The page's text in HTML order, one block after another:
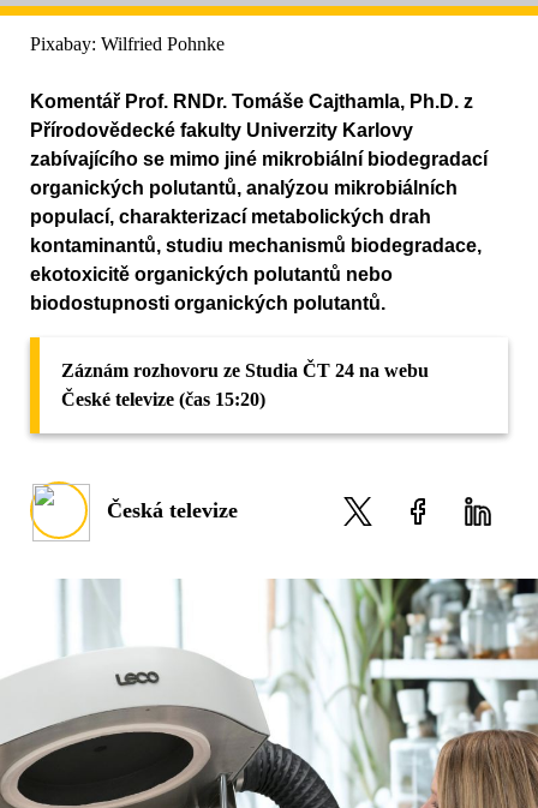
Pixabay: Wilfried Pohnke
Komentář Prof. RNDr. Tomáše Cajthamla, Ph.D. z
Přírodovědecké fakulty Univerzity Karlovy
zabívajícího se mimo jiné mikrobiální biodegradací
organických polutantů, analýzou mikrobiálních
populací, charakterizací metabolických drah
kontaminantů, studiu mechanismů biodegradace,
ekotoxicitě organických polutantů nebo
biodostupnosti organických polutantů.
Záznám rozhovoru ze Studia ČT 24 na webu
České televize (čas 15:20)
Česká televize